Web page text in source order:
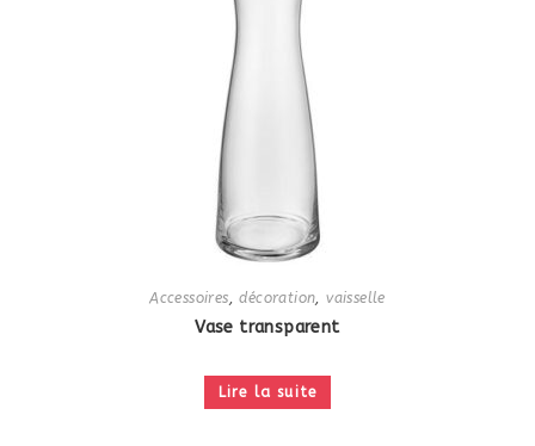
Accessoires ,décoration ,vaisselle
Vase transparent
Lire la suite